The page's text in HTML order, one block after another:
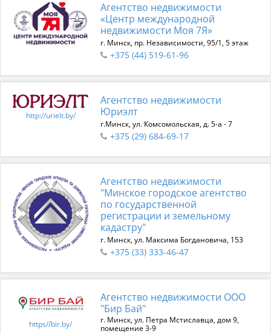
Агентство недвижимости
«Центр международной
недвижимости Моя 7Я»
г. Минск, пр. Независимости, 95/1, 5 этаж
+375 (44) 519-61-96
http://urielt.by/
Агентство недвижимости
Юриэлт
г.Минск, ул. Комсомольская, д. 5-а - 7
+375 (29) 684-69-17
Агентство недвижимости
"Минское городское агентство
по государственной
регистрации и земельному
кадастру"
г. Минск, ул. Максима Богдановича, 153
+375 (33) 333-46-47
https//bir.by/
Агентство недвижимости ООО
"Бир Бай"
г. Минск, ул. Петра Мстиславца, дом 9,
помещение 3-9